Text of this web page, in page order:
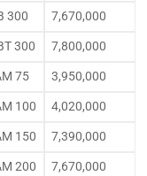
300
7,670,000
300
7,800,000
75
3,950,000
100
4,020,000
150
7,390,000
200 7,670,000